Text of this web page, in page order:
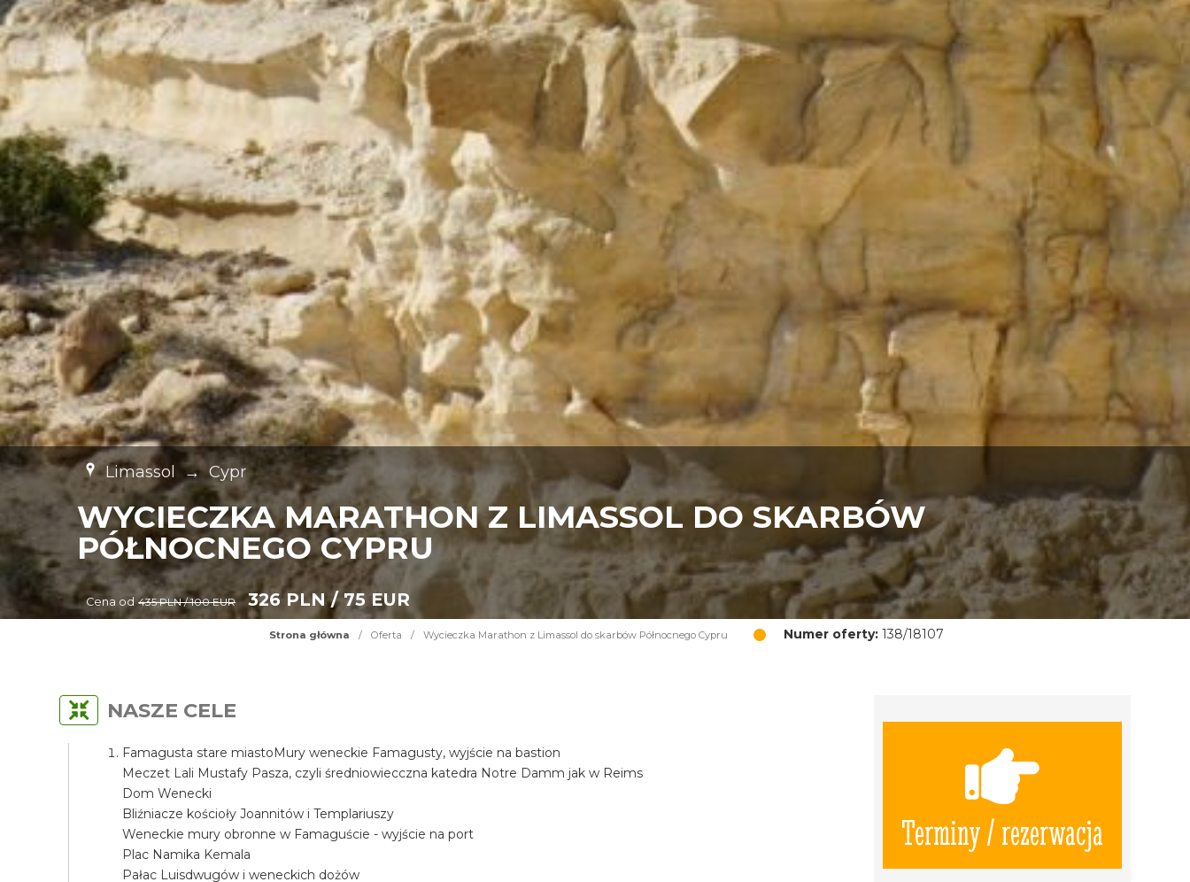
Limassol → Cypr
WYCIECZKA MARATHON Z LIMASSOL DO SKARBÓW
PÓŁNOCNEGO CYPRU
Cena od 435 PLN / 100 EUR 326 PLN / 75 EUR
Strona główna / Oferta / Wycieczka Marathon z Limassol do skarbów Północnego Cypru Numer oferty:138/18107
Terminy / rezerwacja
NASZE CELE
Famagusta stare miastoMury weneckie Famagusty, wyjście na bastion
Meczet Lali Mustafy Pasza, czyli średniowiecczna katedra Notre Damm jak w Reims
Dom Wenecki
Bliźniacze kościoły Joannitów i Templariuszy
Weneckie mury obronne w Famaguście - wyjście na port
Plac Namika Kemala
Pałac Luisdwugów i weneckich dożów